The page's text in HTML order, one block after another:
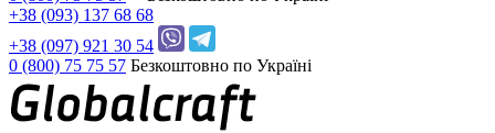
+38 (093) 137 68 68
+38 (097) 921 30 54
0 (800) 75 75 57 Безкоштовно по Україні